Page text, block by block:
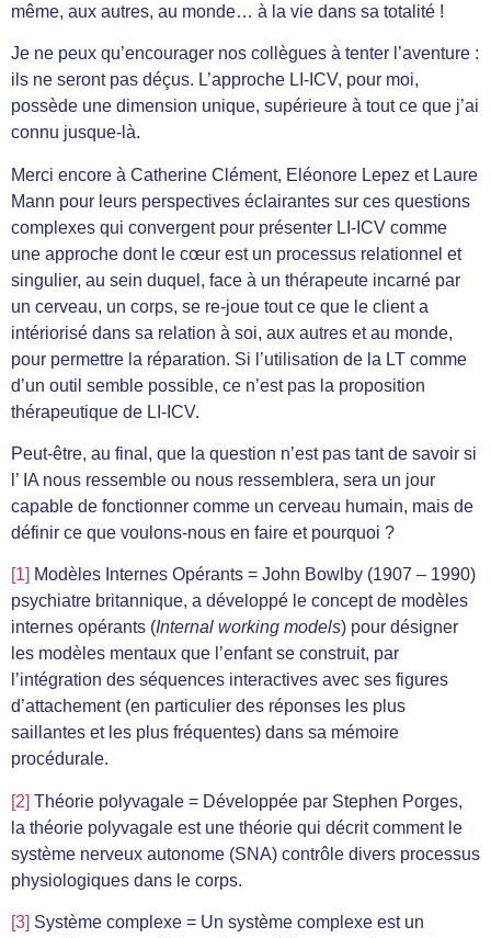
même, aux autres, au monde… à la vie dans sa totalité !
Je ne peux qu’encourager nos collègues à tenter l’aventure :
ils ne seront pas déçus. L’approche LI-ICV, pour moi,
possède une dimension unique, supérieure à tout ce que j’ai
connu jusque-là.
Merci encore à Catherine Clément, Eléonore Lepez et Laure
Mann pour leurs perspectives éclairantes sur ces questions
complexes qui convergent pour présenter LI-ICV comme
une approche dont le cœur est un processus relationnel et
singulier, au sein duquel, face à un thérapeute incarné par
un cerveau, un corps, se re-joue tout ce que le client a
intériorisé dans sa relation à soi, aux autres et au monde,
pour permettre la réparation. Si l’utilisation de la LT comme
d’un outil semble possible, ce n’est pas la proposition
thérapeutique de LI-ICV.
Peut-être, au final, que la question n’est pas tant de savoir si
l’ IA nous ressemble ou nous ressemblera, sera un jour
capable de fonctionner comme un cerveau humain, mais de
définir ce que voulons-nous en faire et pourquoi ?
[1] Modèles Internes Opérants = John Bowlby (1907 – 1990)
psychiatre britannique, a développé le concept de modèles
internes opérants (Internal working models) pour désigner
les modèles mentaux que l’enfant se construit, par
l’intégration des séquences interactives avec ses figures
d’attachement (en particulier des réponses les plus
saillantes et les plus fréquentes) dans sa mémoire
procédurale.
[2] Théorie polyvagale = Développée par Stephen Porges,
la théorie polyvagale est une théorie qui décrit comment le
système nerveux autonome (SNA) contrôle divers processus
physiologiques dans le corps.
[3] Système complexe = Un système complexe est un